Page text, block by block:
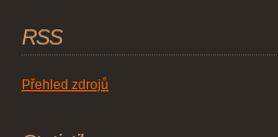
RSS
Přehled zdrojů